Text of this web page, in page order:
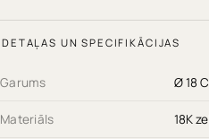
DETAĻAS UN SPECIFIKĀCIJAS
Garums Ø 18
Materiāls 18K